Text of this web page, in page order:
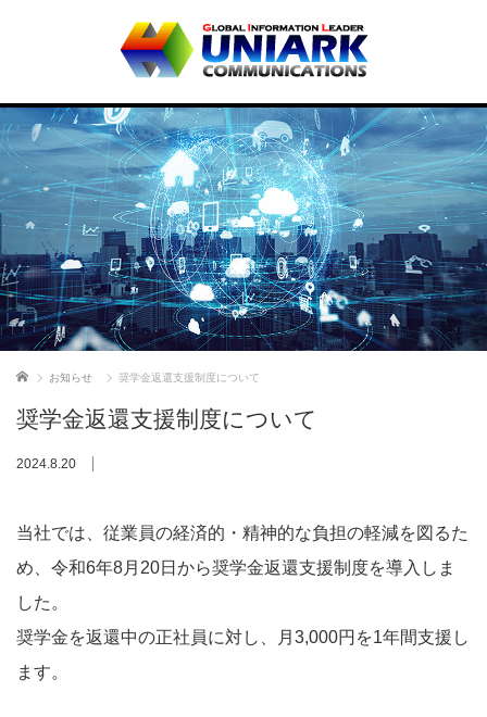
ホーム お知らせ 奨学⾦返還⽀援制度について
奨学⾦返還⽀援制度について
2024.8.20
当社では、従業員の経済的・精神的な負担の軽減を図るた
め、令和6年8⽉20⽇から奨学⾦返還⽀援制度を導⼊しま
した。
奨学⾦を返還中の正社員に対し、⽉3,000円を1年間⽀援し
ます。